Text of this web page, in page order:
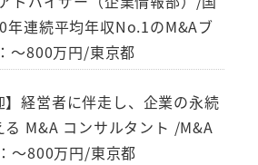
年連続平均年収No.1のM&Aブ
～800万円/東京都
】経営者に伴走し、企業の永続
る M&A コンサルタント /M&A
～800万円/東京都